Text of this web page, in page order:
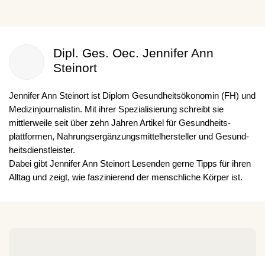
Dipl. Ges. Oec. Jennifer Ann
Steinort
Jennifer Ann Steinort ist Diplom Gesundheitsökonomin (FH) und
Medizinjournalistin. Mit ihrer Spezialisierung schreibt sie
mittlerweile seit über zehn Jahren Artikel für Gesundheits­
plattformen, Nahrungs­ergänzungs­mittel­hersteller und Gesund­
heits­dienst­leister.
Dabei gibt Jennifer Ann Steinort Lesenden gerne Tipps für ihren
Alltag und zeigt, wie faszinierend der menschliche Körper ist.